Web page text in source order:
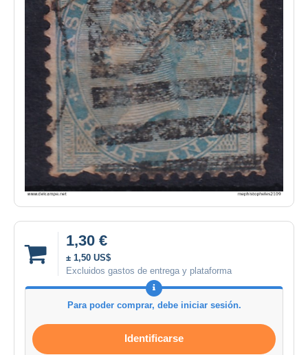
1,30 €
± 1,50 US$
Excluidos gastos de entrega y plataforma
Para poder comprar, debe iniciar sesión.
Identificarse